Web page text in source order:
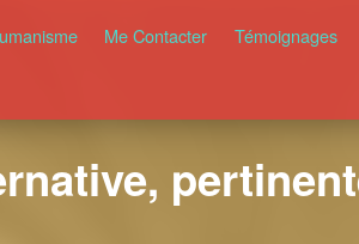
Me Contacter Témoignages